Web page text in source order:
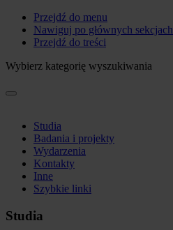
Przejdź do menu
Nawiguj po głównych sekcjach
Przejdź do treści
Wybierz kategorię wyszukiwania
Studia
Badania i projekty
Wydarzenia
Kontakty
Inne
Szybkie linki
Studia